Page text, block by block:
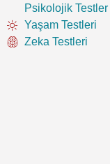
Psikolojik Testler
Yaşam Testleri
Zeka Testleri